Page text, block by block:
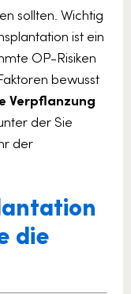
sollten. Wichtig
ist ein
OP-Risiken
bewusst
Verpflanzung
der Sie
der
die